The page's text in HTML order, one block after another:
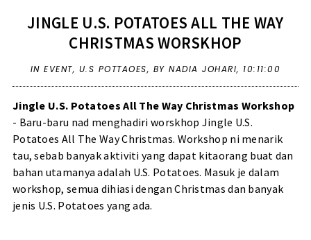
JINGLE U.S. POTATOES ALL THE WAY
CHRISTMAS WORSKHOP
INEVENT, U.S POTTAOES, BY NADIA JOHARI, 10:11:00
Jingle U.S. Potatoes All The Way Christmas Workshop
- Baru-baru nad menghadiri worskhop Jingle U.S.
Potatoes All The Way Christmas. Workshop ni menarik
tau, sebab banyak aktiviti yang dapat kitaorang buat dan
bahan utamanya adalah U.S. Potatoes. Masuk je dalam
workshop, semua dihiasi dengan Christmas dan banyak
jenis U.S. Potatoes yang ada.